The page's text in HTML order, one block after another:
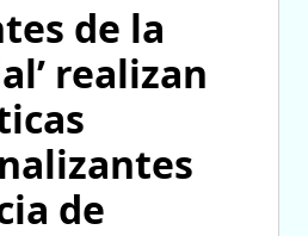
de la
realizan
de